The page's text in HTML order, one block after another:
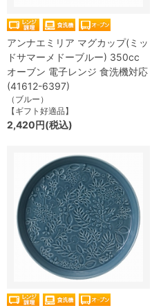
アンナエミリア マグカップ(ミッ
ドサマーメドーブルー) 350cc
オーブン 電子レンジ 食洗機対応
(41612-6397)
（ブルー）
【ギフト好適品】
2,420円(税込)